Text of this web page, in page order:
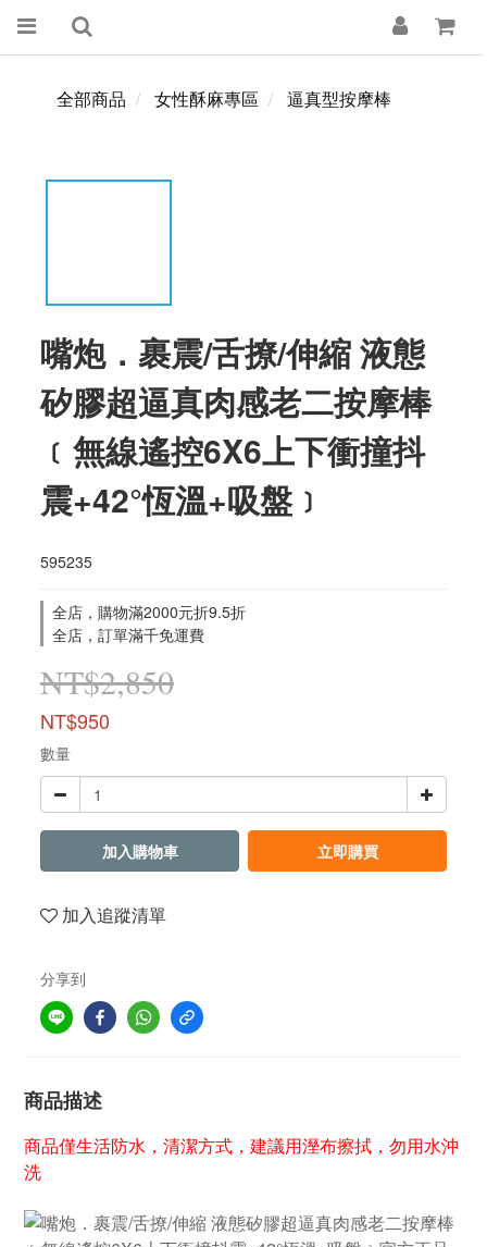
全部商品 女性酥麻專區 逼真型按摩棒
嘴炮．裹震/舌撩/伸縮 液態
矽膠超逼真肉感老二按摩棒
﹝無線遙控6X6上下衝撞抖
震+42°恆溫+吸盤﹞
595235
全店，購物滿2000元折9.5折
全店，訂單滿千免運費
NT$2,850
NT$950
數量
加入購物車 立即購買
加入追蹤清單
分享到
商品描述
商品僅生活防水，清潔方式，建議用溼布擦拭，勿用水沖
洗